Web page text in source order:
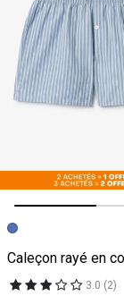
Image précédente
Image suivante
Caleçon rayé en
3.0 (2)